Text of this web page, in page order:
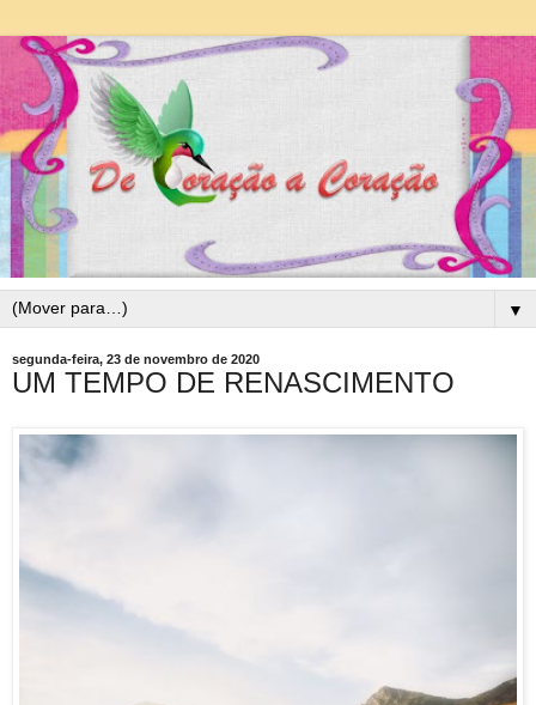
▼
segunda-feira, 23 de novembro de 2020
UM TEMPO DE RENASCIMENTO